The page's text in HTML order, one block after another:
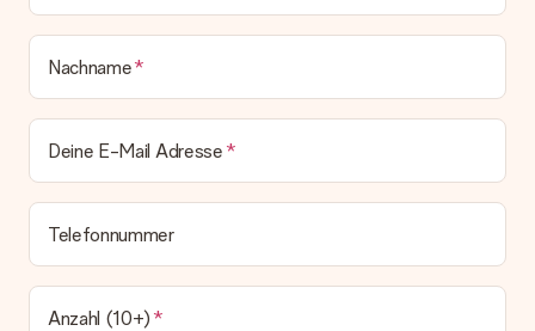
Nachname
Deine E-Mail Adresse
Telefonnummer
Anzahl (10+)